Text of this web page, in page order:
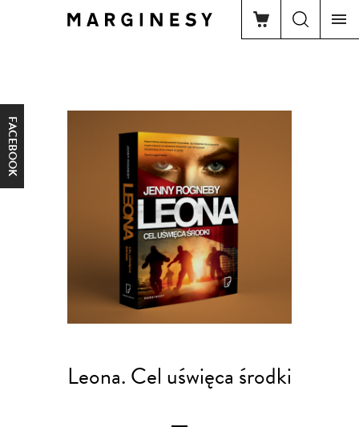
FACEBOOK
Leona. Cel uświęca środki